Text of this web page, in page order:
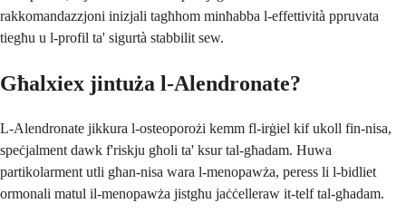
rakkomandazzjoni inizjali tagħhom minħabba l-effettività ppruvata
tiegħu u l-profil ta' sigurtà stabbilit sew.
Għalxiex jintuża l-Alendronate?
L-Alendronate jikkura l-osteoporożi kemm fl-irġiel kif ukoll fin-nisa,
speċjalment dawk f'riskju għoli ta' ksur tal-għadam. Huwa
partikolarment utli għan-nisa wara l-menopawża, peress li l-bidliet
ormonali matul il-menopawża jistgħu jaċċelleraw it-telf tal-għadam.